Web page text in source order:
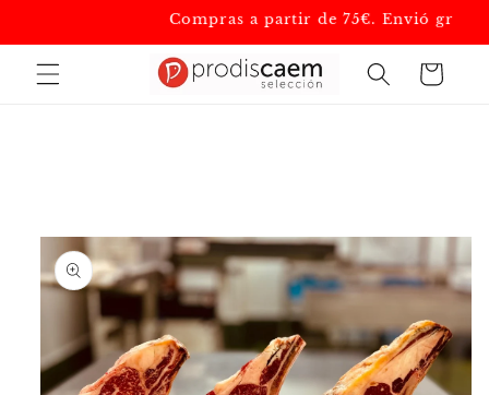
al contenido
Compras a partir de 75€. Envió gratis
Carrito